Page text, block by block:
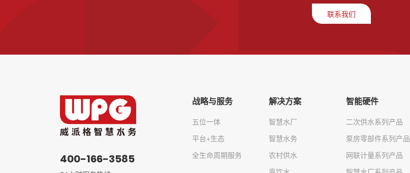
联系我们
400-166-3585
战略与服务
五位一体
平台+生态
全生命周期服务
解决方案
智慧水厂
智慧水务
农村供水
智能硬件
二次供水系列产品
泵房零部件系列产品
网联计量系列产品